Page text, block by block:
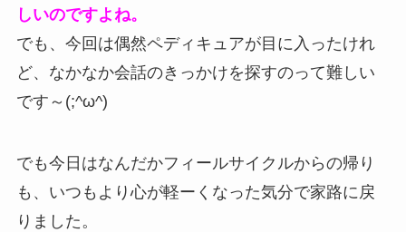
しいのですよね。
でも、今回は偶然ペディキュアが目に入ったけれ
ど、なかなか会話のきっかけを探すのって難しい
です～(;^ω^)
でも今日はなんだかフィールサイクルからの帰り
も、いつもより心が軽ーくなった気分で家路に戻
りました。